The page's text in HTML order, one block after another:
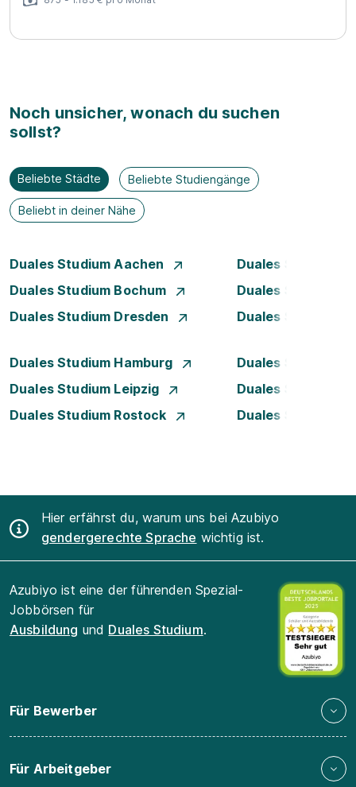
Noch unsicher, wonach du suchen
sollst?
Beliebte Städte Beliebte Studiengänge
Beliebt in deiner Nähe
Duales Studium Aachen
Duales Studium
Duales Studium Bochum
Duales Studium
Duales Studium Dresden
Duales Studium
Duales Studium Hamburg
Duales Studium
Duales Studium Leipzig
Duales Studium
Duales Studium Rostock
Duales Studium
Hier erfährst du, warum uns bei Azubiyo
gendergerechte Sprache wichtig ist.
Azubiyo ist eine der führenden Spezial-
Jobbörsen für
Ausbildung und Duales Studium.
Für Bewerber
Für Arbeitgeber